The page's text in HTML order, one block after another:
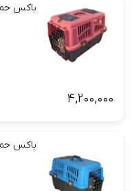
باکس
۴,۲۰۰,۰۰۰
باکس